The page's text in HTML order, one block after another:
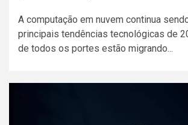
A computação em nuvem continua
principais tendências tecnológicas de
de todos os portes estão migrando...